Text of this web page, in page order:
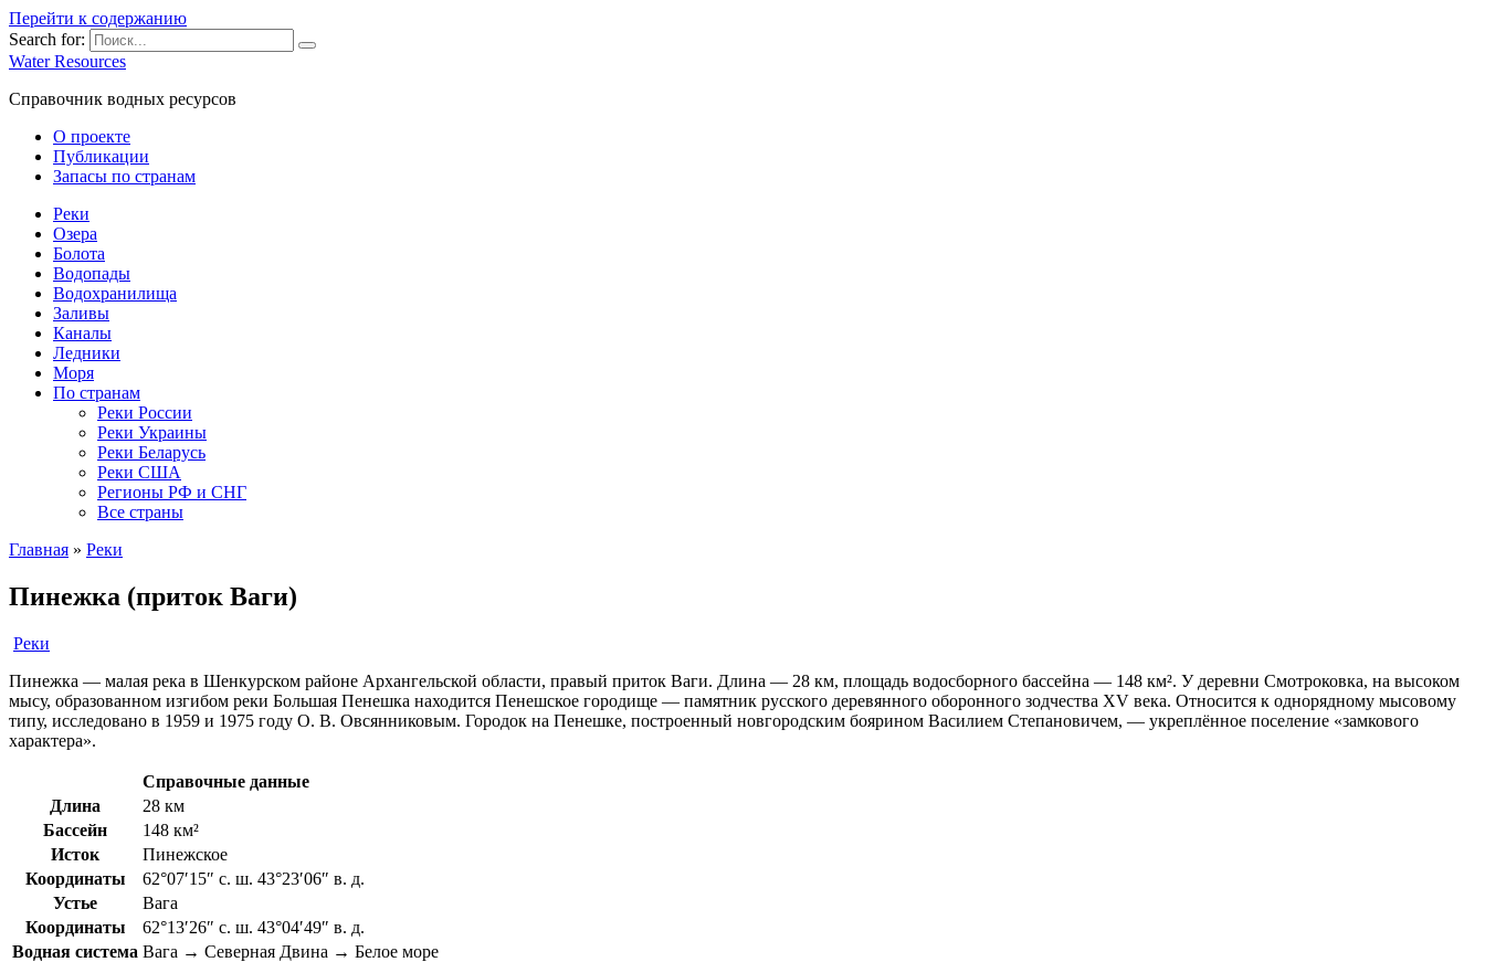
Перейти к содержанию
Search for:
Water Resources
Справочник водных ресурсов
О проекте
Публикации
Запасы по странам
Реки
Озера
Болота
Водопады
Водохранилища
Заливы
Каналы
Ледники
Моря
По странам
Реки России
Реки Украины
Реки Беларусь
Реки США
Регионы РФ и СНГ
Все страны
Главная » Реки
Пинежка (приток Ваги)
Реки
Пинежка — малая река в Шенкурском районе Архангельской области, правый приток Ваги. Длина — 28 км, площадь водосборного бассейна — 148 км². У деревни Смотроковка, на высоком
мысу, образованном изгибом реки Большая Пенешка находится Пенешское городище — памятник русского деревянного оборонного зодчества XV века. Относится к однорядному мысовому
типу, исследовано в 1959 и 1975 году О. В. Овсянниковым. Городок на Пенешке, построенный новгородским боярином Василием Степановичем, — укреплённое поселение «замкового
характера».
Справочные данные
Длина
28 км
Бассейн
148 км²
Исток
Пинежское
Координаты
62°07′15″ с. ш. 43°23′06″ в. д.
Устье
Вага
Координаты
62°13′26″ с. ш. 43°04′49″ в. д.
Водная система Вага → Северная Двина → Белое море